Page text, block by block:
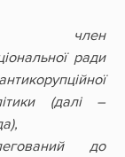
член
ради
(далі –
до